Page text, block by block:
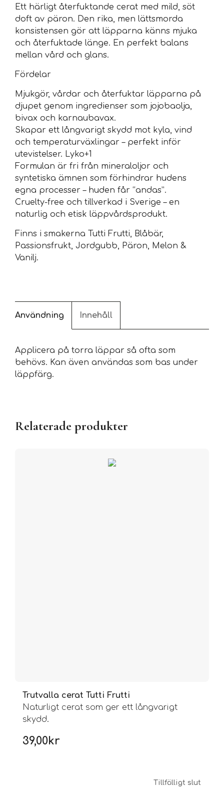
Ett härligt återfuktande cerat med mild, söt
doft av päron. Den rika, men lättsmorda
konsistensen gör att läpparna känns mjuka
och återfuktade länge. En perfekt balans
mellan vård och glans.
Fördelar
Mjukgör, vårdar och återfuktar läpparna på
djupet genom ingredienser som jojobaolja,
bivax och karnaubavax.
Skapar ett långvarigt skydd mot kyla, vind
och temperaturväxlingar – perfekt inför
utevistelser. Lyko+1
Formulan är fri från mineraloljor och
syntetiska ämnen som förhindrar hudens
egna processer – huden får “andas”.
Cruelty-free och tillverkad i Sverige – en
naturlig och etisk läppvårdsprodukt.
Finns i smakerna Tutti Frutti, Blåbär,
Passionsfrukt, Jordgubb, Päron, Melon &
Vanilj.
Användning Innehåll
Applicera på torra läppar så ofta som
behövs. Kan även användas som bas under
läppfärg.
Relaterade produkter
Trutvalla cerat Tutti Frutti
Naturligt cerat som ger ett långvarigt
skydd.
39,00kr
Tillfälligt slut